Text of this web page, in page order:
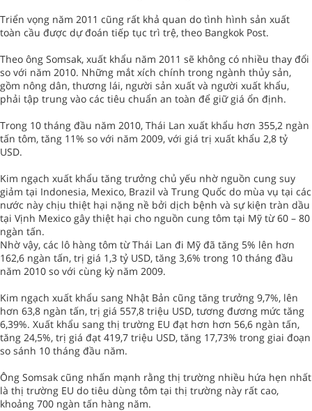
Triển vọng năm 2011 cũng rất khả quan do tình hình sản xuất
toàn cầu được dự đoán tiếp tục trì trệ, theo Bangkok Post.
Theo ông Somsak, xuất khẩu năm 2011 sẽ không có nhiều thay đổi
so với năm 2010. Những mắt xích chính trong ngành thủy sản,
gồm nông dân, thương lái, người sản xuất và người xuất khẩu,
phải tập trung vào các tiêu chuẩn an toàn để giữ giá ổn định.
Trong 10 tháng đầu năm 2010, Thái Lan xuất khẩu hơn 355,2 ngàn
tấn tôm, tăng 11% so với năm 2009, với giá trị xuất khẩu 2,8 tỷ
USD.
Kim ngạch xuất khẩu tăng trưởng chủ yếu nhờ nguồn cung suy
giảm tại Indonesia, Mexico, Brazil và Trung Quốc do mùa vụ tại các
nước này chịu thiệt hại nặng nề bởi dịch bệnh và sự kiện tràn dầu
tại Vịnh Mexico gây thiệt hại cho nguồn cung tôm tại Mỹ từ 60 – 80
ngàn tấn.
Nhờ vậy, các lô hàng tôm từ Thái Lan đi Mỹ đã tăng 5% lên hơn
162,6 ngàn tấn, trị giá 1,3 tỷ USD, tăng 3,6% trong 10 tháng đầu
năm 2010 so với cùng kỳ năm 2009.
Kim ngạch xuất khẩu sang Nhật Bản cũng tăng trưởng 9,7%, lên
hơn 63,8 ngàn tấn, trị giá 557,8 triệu USD, tương đương mức tăng
6,39%. Xuất khẩu sang thị trường EU đạt hơn hơn 56,6 ngàn tấn,
tăng 24,5%, trị giá đạt 419,7 triệu USD, tăng 17,73% trong giai đoạn
so sánh 10 tháng đầu năm.
Ông Somsak cũng nhấn mạnh rằng thị trường nhiều hứa hẹn nhất
là thị trường EU do tiêu dùng tôm tại thị trường này rất cao,
khoảng 700 ngàn tấn hàng năm.